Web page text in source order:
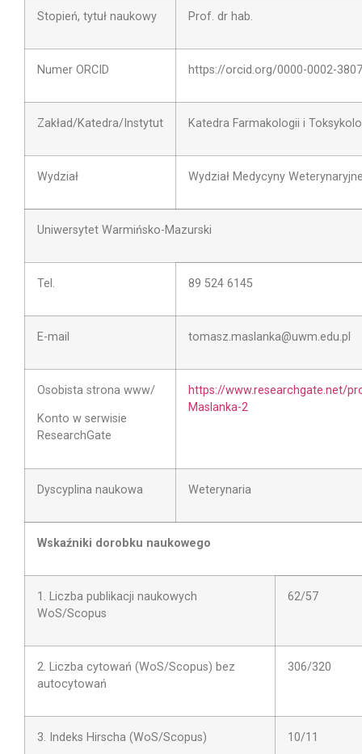
Stopień, tytuł naukowy Prof. dr hab.
Numer ORCID https://orcid.org/0000-0002-
Zakład/Katedra/Instytut Katedra Farmakologii i
Wydział Wydział Medycyny
Uniwersytet Warmińsko-Mazurski
Tel. 89 524 6145
E-mail tomasz.maslanka@uwm.edu.pl
Osobista strona www/
Konto w serwisie
ResearchGate
https://www.researchgate.net/
Maslanka-2
Dyscyplina naukowa Weterynaria
Wskaźniki dorobku naukowego
1. Liczba publikacji naukowych
WoS/Scopus
62/57
2. Liczba cytowań (WoS/Scopus) bez
autocytowań
306/320
3. Indeks Hirscha (WoS/Scopus) 10/11